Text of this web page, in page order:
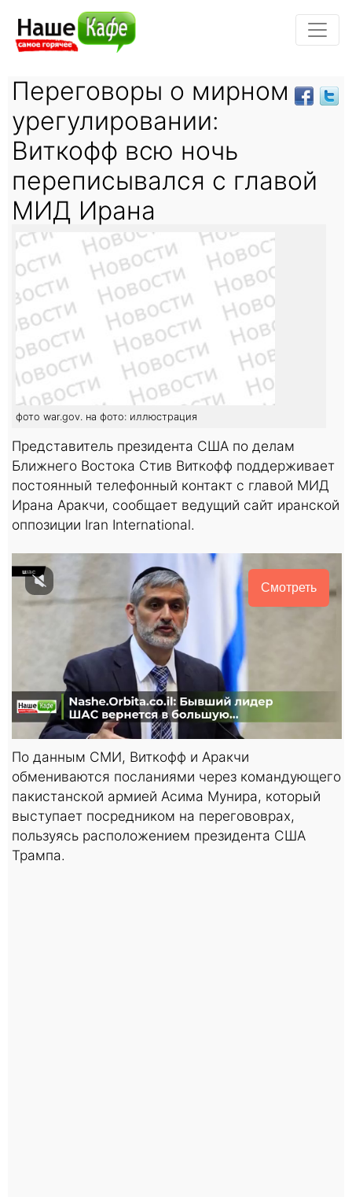
Переговоры о мирном
урегулировании:
Виткофф всю ночь
переписывался с главой
МИД Ирана
фото war.gov. на фото: иллюстрация
Представитель президента США по делам
Ближнего Востока Стив Виткофф поддерживает
постоянный телефонный контакт с главой МИД
Ирана Аракчи, сообщает ведущий сайт иранской
оппозиции Iran International.
Смотреть
По данным СМИ, Виткофф и Аракчи
обмениваются посланиями через командующего
пакистанской армией Асима Мунира, который
выступает посредником на перегововрах,
пользуясь расположением президента США
Трампа.